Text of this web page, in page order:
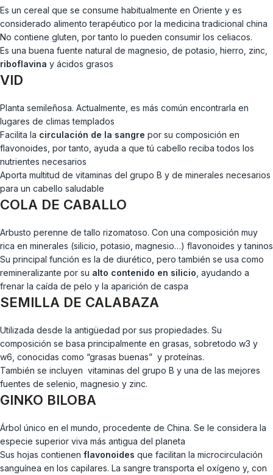
Es un cereal que se consume habitualmente en Oriente y es
considerado alimento terapéutico por la medicina tradicional china
No contiene gluten, por tanto lo pueden consumir los celiacos.
Es una buena fuente natural de magnesio, de potasio, hierro, zinc,
riboflavina y ácidos grasos
VID
Planta semileñosa. Actualmente, es más común encontrarla en
lugares de climas templados
Facilita la circulación de la sangre por su composición en
flavonoides, por tanto, ayuda a que tú cabello reciba todos los
nutrientes necesarios
Aporta multitud de vitaminas del grupo B y de minerales necesarios
para un cabello saludable
COLA DE CABALLO
Arbusto perenne de tallo rizomatoso. Con una composición muy
rica en minerales (silicio, potasio, magnesio…) flavonoides y taninos
Su principal función es la de diurético, pero también se usa como
remineralizante por su alto contenido en silicio , ayudando a
frenar la caída de pelo y la aparición de caspa
SEMILLA DE CALABAZA
Utilizada desde la antigüedad por sus propiedades. Su
composición se basa principalmente en grasas, sobretodo w3 y
w6, conocidas como “grasas buenas” y proteínas.
También se incluyen vitaminas del grupo B y una de las mejores
fuentes de selenio, magnesio y zinc.
GINKO BILOBA
Árbol único en el mundo, procedente de China. Se le considera la
especie superior viva más antigua del planeta
Sus hojas contienen flavonoides que facilitan la microcirculación
sanguínea en los capilares. La sangre transporta el oxígeno y, con